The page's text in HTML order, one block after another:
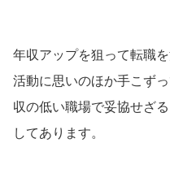
年収アップを狙って転職
活動に思いのほか手こず
収の低い職場で妥協せざ
してあります。